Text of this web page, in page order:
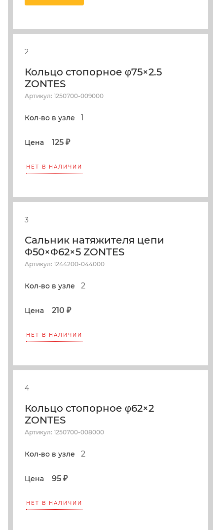
2
Кольцо стопорное φ75×2.5
ZONTES
Артикул: 1250700-009000
Кол-во в узле 1
Цена 125 ₽
НЕТ В НАЛИЧИИ
3
Сальник натяжителя цепи
Φ50×Φ62×5 ZONTES
Артикул: 1244200-044000
Кол-во в узле 2
Цена 210 ₽
НЕТ В НАЛИЧИИ
4
Кольцо стопорное φ62×2
ZONTES
Артикул: 1250700-008000
Кол-во в узле 2
Цена 95 ₽
НЕТ В НАЛИЧИИ